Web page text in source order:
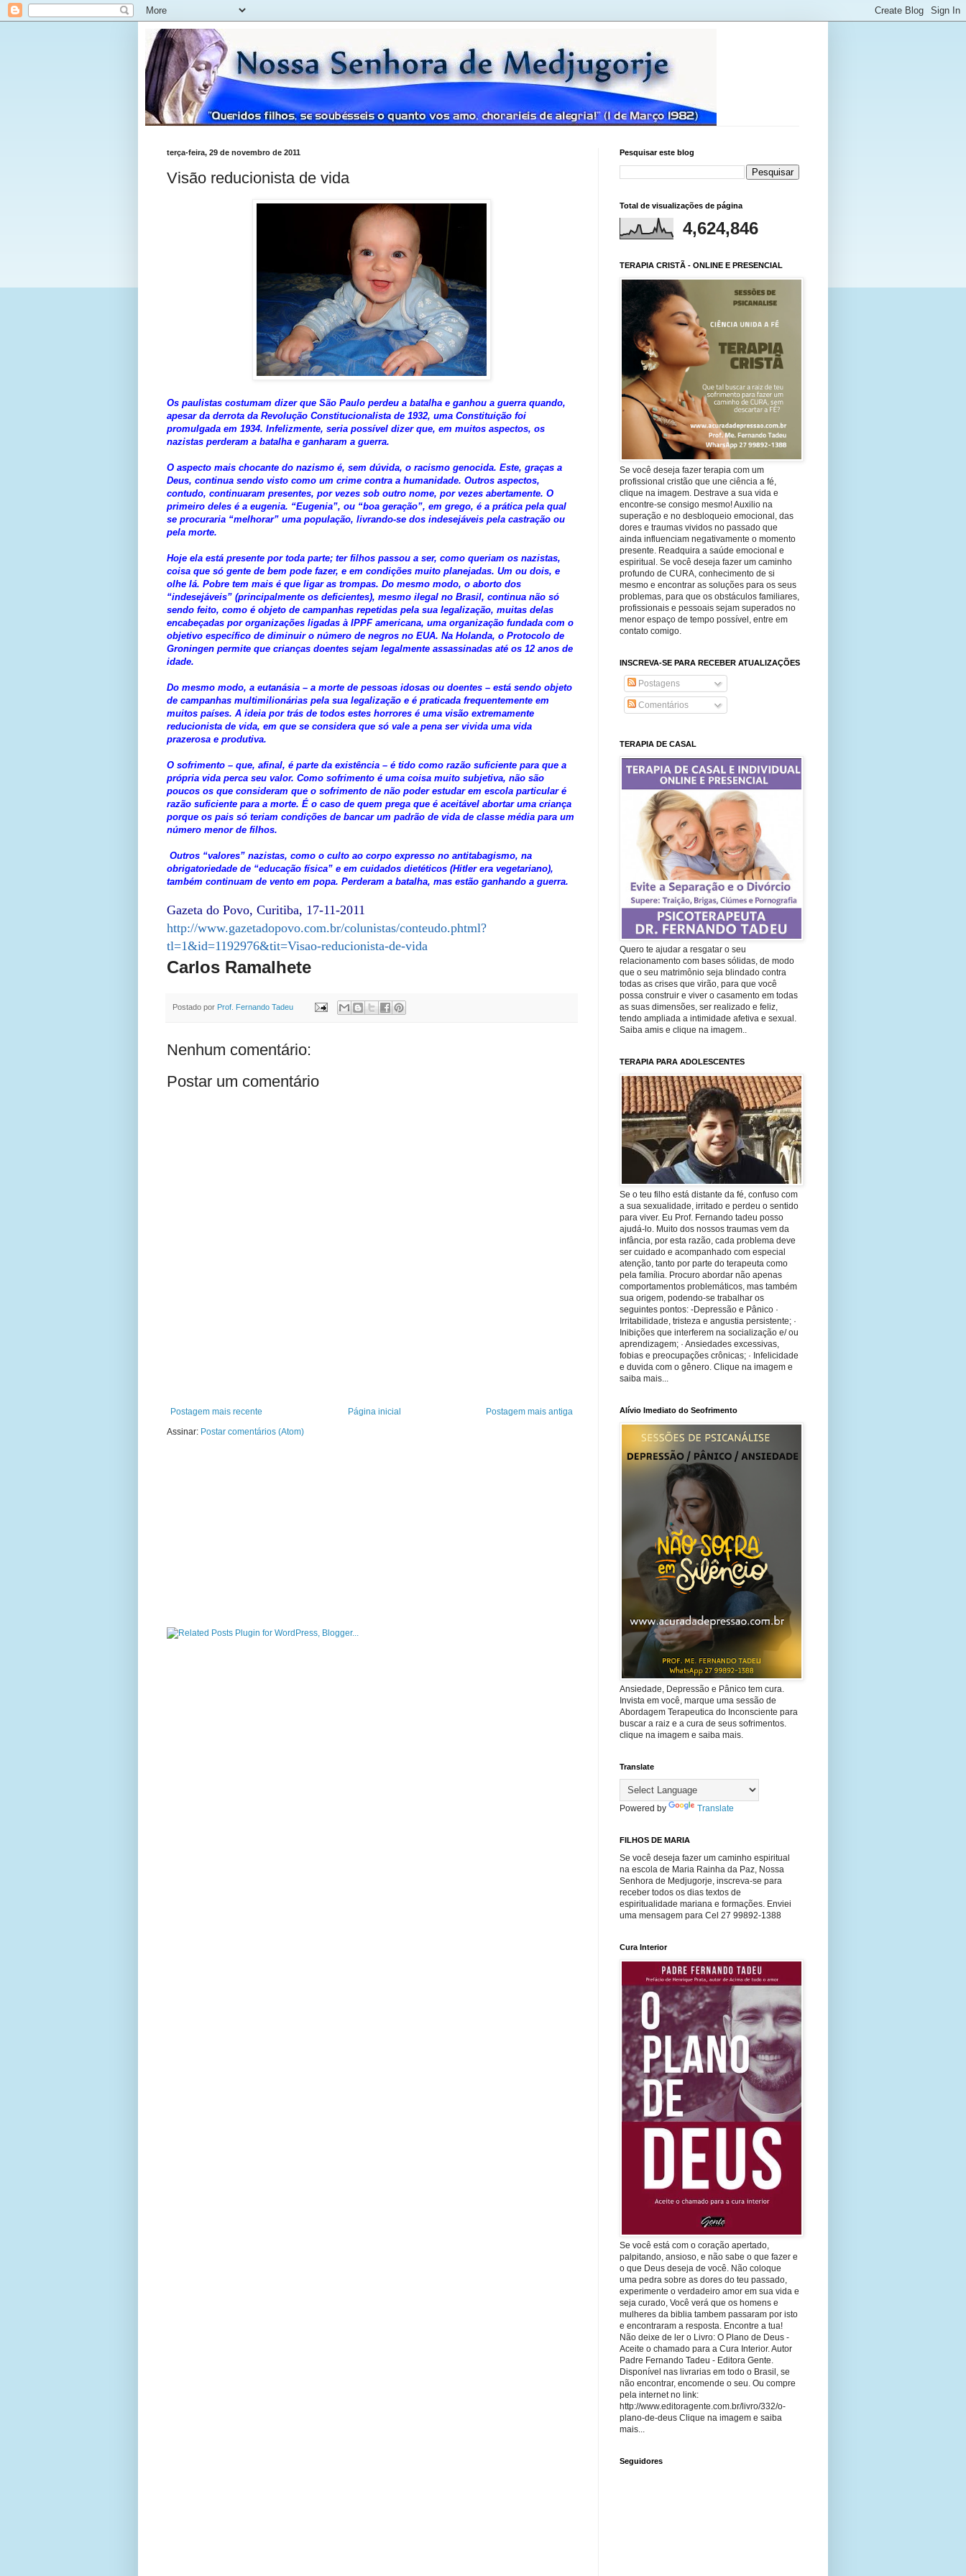
terça-feira, 29 de novembro de 2011
Visão reducionista de vida
Os paulistas costumam dizer que São Paulo perdeu a batalha e ganhou a guerra quando,
apesar da derrota da Revolução Constitucionalista de 1932, uma Constituição foi
promulgada em 1934. Infelizmente, seria possível dizer que, em muitos aspectos, os
nazistas perderam a batalha e ganharam a guerra.
O aspecto mais chocante do nazismo é, sem dúvida, o racismo genocida. Este, graças a
Deus, continua sendo visto como um crime contra a humanidade. Outros aspectos,
contudo, continuaram presentes, por vezes sob outro nome, por vezes abertamente. O
primeiro deles é a eugenia. “Eugenia”, ou “boa geração”, em grego, é a prática pela qual
se procuraria “melhorar” uma população, livrando-se dos indesejáveis pela castração ou
pela morte.
Hoje ela está presente por toda parte; ter filhos passou a ser, como queriam os nazistas,
coisa que só gente de bem pode fazer, e em condições muito planejadas. Um ou dois, e
olhe lá. Pobre tem mais é que ligar as trompas. Do mesmo modo, o aborto dos
“indesejáveis” (principalmente os deficientes), mesmo ilegal no Brasil, continua não só
sendo feito, como é objeto de campanhas repetidas pela sua legalização, muitas delas
encabeçadas por organizações ligadas à IPPF americana, uma organização fundada com o
objetivo específico de diminuir o número de negros no EUA. Na Holanda, o Protocolo de
Groningen permite que crianças doentes sejam legalmente assassinadas até os 12 anos de
idade.
Do mesmo modo, a eutanásia – a morte de pessoas idosas ou doentes – está sendo objeto
de campanhas multimilionárias pela sua legalização e é praticada frequentemente em
muitos países. A ideia por trás de todos estes horrores é uma visão extremamente
reducionista de vida, em que se considera que só vale a pena ser vivida uma vida
prazerosa e produtiva.
O sofrimento – que, afinal, é parte da existência – é tido como razão suficiente para que a
própria vida perca seu valor. Como sofrimento é uma coisa muito subjetiva, não são
poucos os que consideram que o sofrimento de não poder estudar em escola particular é
razão suficiente para a morte. É o caso de quem prega que é aceitável abortar uma criança
porque os pais só teriam condições de bancar um padrão de vida de classe média para um
número menor de filhos.
Outros “valores” nazistas, como o culto ao corpo expresso no antitabagismo, na
obrigatoriedade de “educação física” e em cuidados dietéticos (Hitler era vegetariano),
também continuam de vento em popa. Perderam a batalha, mas estão ganhando a guerra.
Gazeta do Povo, Curitiba, 17-11-2011
http://www.gazetadopovo.com.br/colunistas/conteudo.phtml?
tl=1&id=1192976&tit=Visao-reducionista-de-vida
Carlos Ramalhete
Postado por Prof. Fernando Tadeu
Nenhum comentário:
Postar um comentário
Postagem mais recente Postagem mais antiga
Página inicial
Assinar: Postar comentários (Atom)
Pesquisar este blog
Total de visualizações de página
4,624,846
TERAPIA CRISTÃ - ONLINE E PRESENCIAL
Se você deseja fazer terapia com um
profissional cristão que une ciência a fé,
clique na imagem. Destrave a sua vida e
encontre-se consigo mesmo! Auxilio na
superação e no desbloqueio emocional, das
dores e traumas vividos no passado que
ainda influenciam negativamente o momento
presente. Readquira a saúde emocional e
espiritual. Se você deseja fazer um caminho
profundo de CURA, conhecimento de si
mesmo e encontrar as soluções para os seus
problemas, para que os obstáculos familiares,
profissionais e pessoais sejam superados no
menor espaço de tempo possível, entre em
contato comigo.
INSCREVA-SE PARA RECEBER ATUALIZAÇÕES
Postagens
Comentários
TERAPIA DE CASAL
Quero te ajudar a resgatar o seu
relacionamento com bases sólidas, de modo
que o seu matrimônio seja blindado contra
todas as crises que virão, para que você
possa construir e viver o casamento em todas
as suas dimensões, ser realizado e feliz,
tendo ampliada a intimidade afetiva e sexual.
Saiba amis e clique na imagem..
TERAPIA PARA ADOLESCENTES
Se o teu filho está distante da fé, confuso com
a sua sexualidade, irritado e perdeu o sentido
para viver. Eu Prof. Fernando tadeu posso
ajudá-lo. Muito dos nossos traumas vem da
infância, por esta razão, cada problema deve
ser cuidado e acompanhado com especial
atenção, tanto por parte do terapeuta como
pela família. Procuro abordar não apenas
comportamentos problemáticos, mas também
sua origem, podendo-se trabalhar os
seguintes pontos: -Depressão e Pânico ·
Irritabilidade, tristeza e angustia persistente; ·
Inibições que interferem na socialização e/ ou
aprendizagem; · Ansiedades excessivas,
fobias e preocupações crônicas; · Infelicidade
e duvida com o gênero. Clique na imagem e
saiba mais...
Alívio Imediato do Seofrimento
Ansiedade, Depressão e Pânico tem cura.
Invista em você, marque uma sessão de
Abordagem Terapeutica do Inconsciente para
buscar a raiz e a cura de seus sofrimentos.
clique na imagem e saiba mais.
Translate
Powered by Translate
FILHOS DE MARIA
Se você deseja fazer um caminho espiritual
na escola de Maria Rainha da Paz, Nossa
Senhora de Medjugorje, inscreva-se para
receber todos os dias textos de
espiritualidade mariana e formações. Enviei
uma mensagem para Cel 27 99892-1388
Cura Interior
Se você está com o coração apertado,
palpitando, ansioso, e não sabe o que fazer e
o que Deus deseja de você. Não coloque
uma pedra sobre as dores do teu passado,
experimente o verdadeiro amor em sua vida e
seja curado, Você verá que os homens e
mulheres da biblia tambem passaram por isto
e encontraram a resposta. Encontre a tua!
Não deixe de ler o Livro: O Plano de Deus -
Aceite o chamado para a Cura Interior. Autor
Padre Fernando Tadeu - Editora Gente.
Disponível nas livrarias em todo o Brasil, se
não encontrar, encomende o seu. Ou compre
pela internet no link:
http://www.editoragente.com.br/livro/332/o-
plano-de-deus Clique na imagem e saiba
mais...
Seguidores